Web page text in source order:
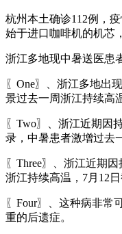
杭州本土确诊112例，
始于进口咖啡机的机芯
浙江多地现中暑送医患
〖One〗、浙江多地出
景过去一周浙江持续高
〖Two〗、浙江近期因
录，中暑患者激增过去
〖Three〗、浙江近期
浙江持续高温，7月12
〖Four〗、这种病非
重的后遗症。